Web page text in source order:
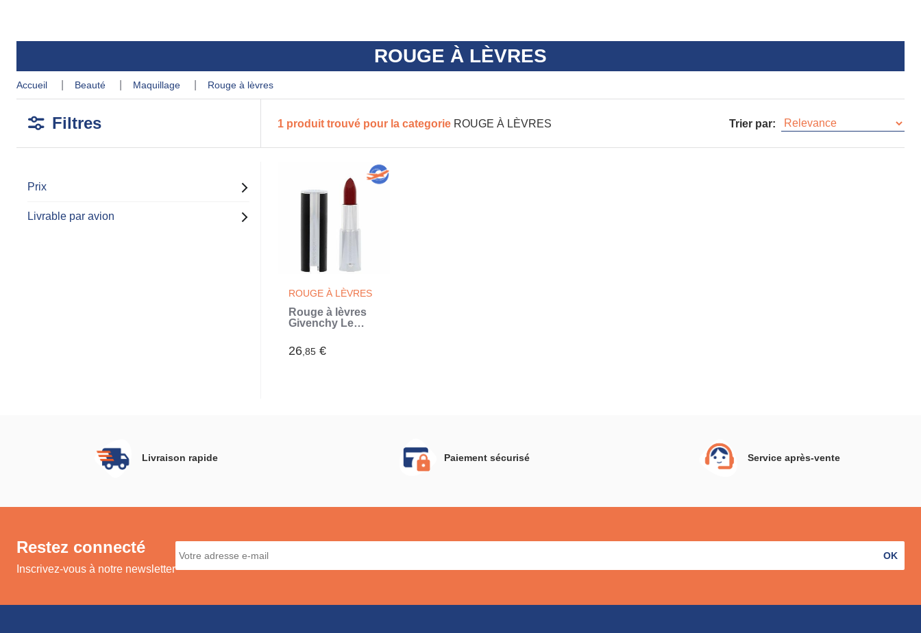
ROUGE À LÈVRES
accueil beauté maquillage rouge à lèvres
Filtres 1 produit trouvé pour la categorie ROUGE À LÈVRES Trier par:
Prix
Livrable par avion
ROUGE À LÈVRES
Rouge à lèvres
Givenchy Le
3,4 g
26 ,85 €
Livraison rapide Paiement sécurisé Service après-vente
Restez connecté
Inscrivez-vous à notre newsletter
OK